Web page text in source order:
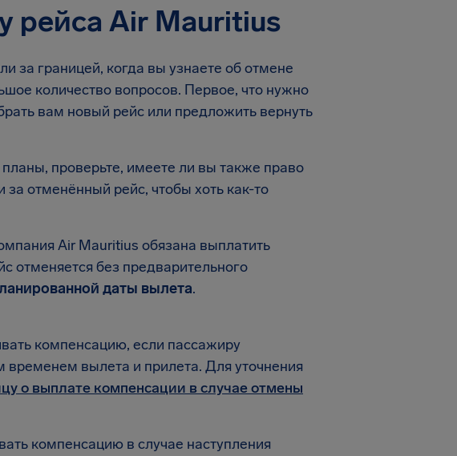
рейса Air Mauritius
за границей, когда вы узнаете об отмене
количество вопросов. Первое, что нужно
вам новый рейс или предложить вернуть
проверьте, имеете ли вы также право
отменённый рейс, чтобы хоть как-то
Air Mauritius обязана выплатить
отменяется без предварительного
даты вылета.
компенсацию, если пассажиру
вылета и прилета. Для уточнения
о выплате компенсации в случае отмены
компенсацию в случае наступления